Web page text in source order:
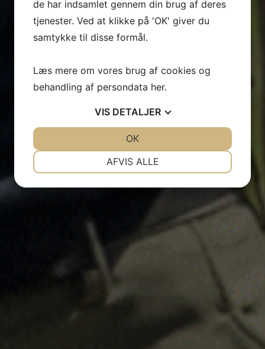
de har indsamlet gennem din brug af deres
tjenester. Ved at klikke på 'OK' giver du
samtykke til disse formål.
Læs mere om vores brug af cookies og
behandling af persondata her.
VIS DETALJER
AFVIS ALLE
OK